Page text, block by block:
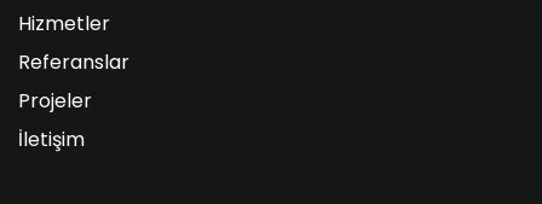
Hizmetler
Referanslar
Projeler
İletişim